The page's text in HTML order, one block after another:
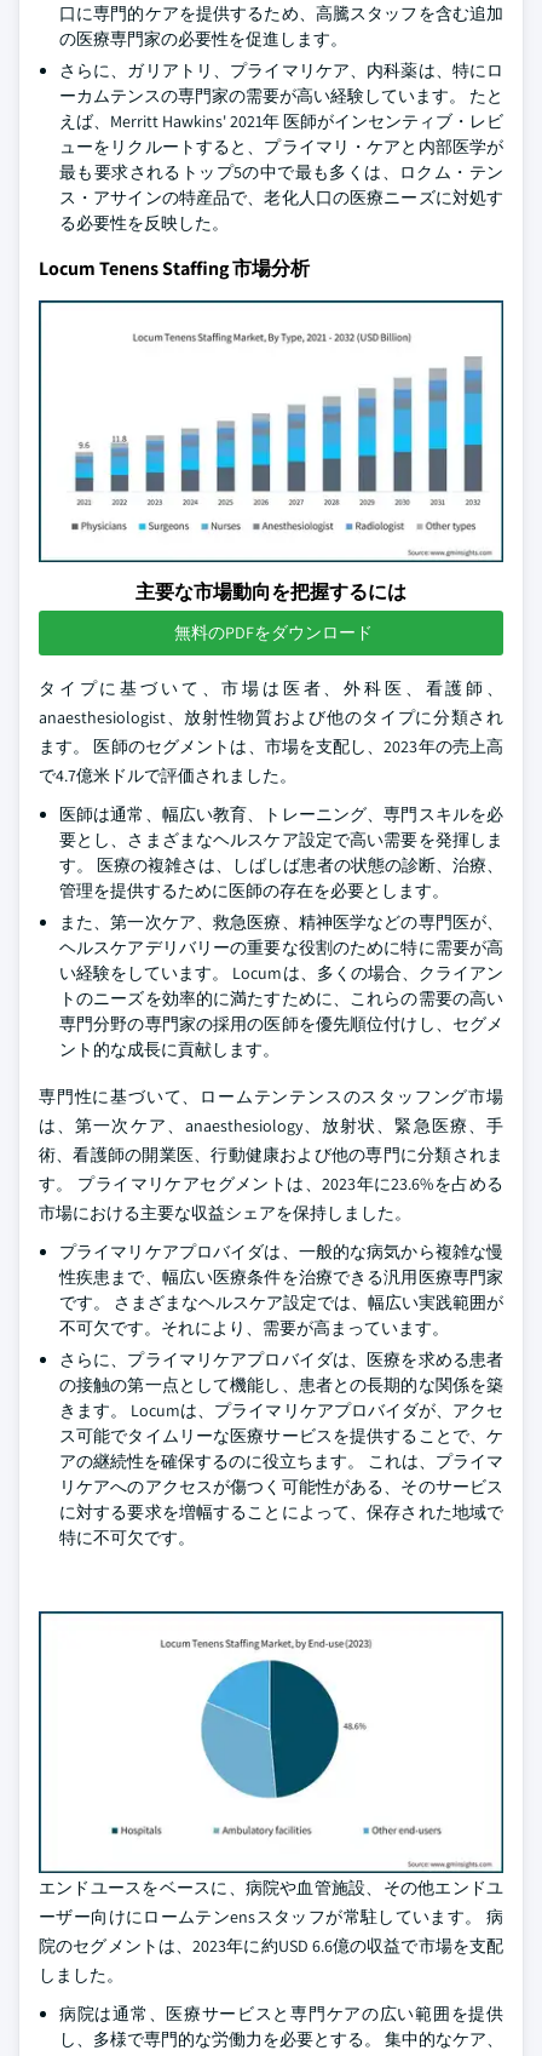
口に専門的ケアを提供するため、高騰スタッフを含む追加
の医療専門家の必要性を促進します。
さらに、ガリアトリ、プライマリケア、内科薬は、特にロ
ーカムテンスの専門家の需要が高い経験しています。 たと
えば、Merritt Hawkins' 2021年 医師がインセンティブ・レビ
ューをリクルートすると、プライマリ・ケアと内部医学が
最も要求されるトップ5の中で最も多くは、ロクム・テン
ス・アサインの特産品で、老化人口の医療ニーズに対処す
る必要性を反映した。
Locum Tenens Staffing 市場分析
主要な市場動向を把握するには
無料のPDFをダウンロード
タイプに基づいて、市場は医者、外科医、看護師、
anaesthesiologist、放射性物質および他のタイプに分類され
ます。 医師のセグメントは、市場を支配し、2023年の売上高
で4.7億米ドルで評価されました。
医師は通常、幅広い教育、トレーニング、専門スキルを必
要とし、さまざまなヘルスケア設定で高い需要を発揮しま
す。 医療の複雑さは、しばしば患者の状態の診断、治療、
管理を提供するために医師の存在を必要とします。
また、第一次ケア、救急医療、精神医学などの専門医が、
ヘルスケアデリバリーの重要な役割のために特に需要が高
い経験をしています。 Locumは、多くの場合、クライアン
トのニーズを効率的に満たすために、これらの需要の高い
専門分野の専門家の採用の医師を優先順位付けし、セグメ
ント的な成長に貢献します。
専門性に基づいて、ロームテンテンスのスタッフング市場
は、第一次ケア、anaesthesiology、放射状、緊急医療、手
術、看護師の開業医、行動健康および他の専門に分類されま
す。 プライマリケアセグメントは、2023年に23.6%を占める
市場における主要な収益シェアを保持しました。
プライマリケアプロバイダは、一般的な病気から複雑な慢
性疾患まで、幅広い医療条件を治療できる汎用医療専門家
です。 さまざまなヘルスケア設定では、幅広い実践範囲が
不可欠です。それにより、需要が高まっています。
さらに、プライマリケアプロバイダは、医療を求める患者
の接触の第一点として機能し、患者との長期的な関係を築
きます。 Locumは、プライマリケアプロバイダが、アクセ
ス可能でタイムリーな医療サービスを提供することで、ケ
アの継続性を確保するのに役立ちます。 これは、プライマ
リケアへのアクセスが傷つく可能性がある、そのサービス
に対する要求を増幅することによって、保存された地域で
特に不可欠です。
エンドユースをベースに、病院や血管施設、その他エンドユ
ーザー向けにロームテンensスタッフが常駐しています。 病
院のセグメントは、2023年に約USD 6.6億の収益で市場を支配
しました。
病院は通常、医療サービスと専門ケアの広い範囲を提供
し、多様で専門的な労働力を必要とする。 集中的なケア、